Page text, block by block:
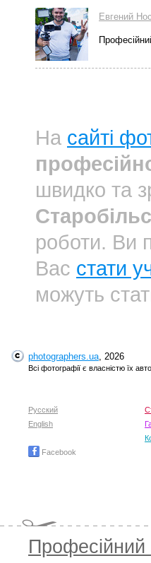
Евгений
На сайті
швидко та
роботи. Ви
Вас стати
можуть
photographers.ua, 2026
Всі фотографії є власністю їх
Русский
English
Facebook